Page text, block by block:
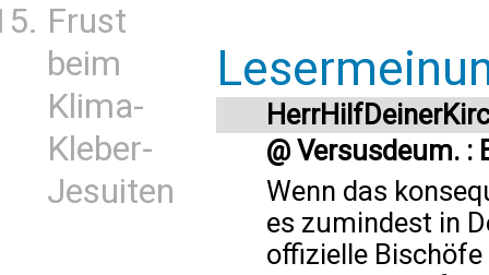
Frust
beim
Klima-
Kleber-
Jesuiten
@ Versusdeum.
Wenn das
es zumindest in
offizielle